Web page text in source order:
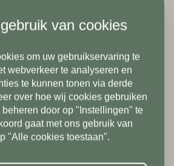
3 cm gevlamd
verband met onze
zijn wij vanaf 1/8
9/8 gesloten. Vanaf
we jullie graag weer bij
de showroom. Fijne
van cookies
om uw gebruikservaring te
webverkeer te analyseren en
te kunnen tonen via derde
over hoe wij cookies gebruiken
door op "Instellingen" te
gaat met ons gebruik van
"Alle cookies toestaan".